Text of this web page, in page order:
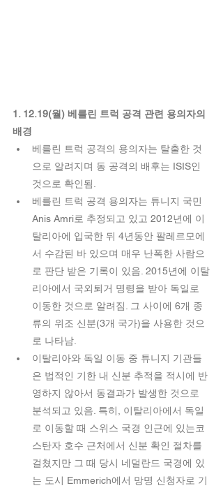
1. 12.19(월) 베를린 트럭 공격 관련 용의자의
배경
베를린 트럭 공격의 용의자는 탈출한 것
으로 알려지며 동 공격의 배후는 ISIS인
것으로 확인됨.
베를린 트럭 공격 용의자는 튜니지 국민
Anis Amri로 추정되고 있고 2012년에 이
탈리아에 입국한 뒤 4년동안 팔레르모에
서 수감된 바 있으며 매우 난폭한 사람으
로 판단 받은 기록이 있음. 2015년에 이탈
리아에서 국외퇴거 명령을 받아 독일로
이동한 것으로 알려짐. 그 사이에 6개 종
류의 위조 신분(3개 국가)을 사용한 것으
로 나타남.
이탈리아와 독일 이동 중 튜니지 기관들
은 법적인 기한 내 신분 추적을 적시에 반
영하지 않아서 동결과가 발생한 것으로
분석되고 있음. 특히, 이탈리아에서 독일
로 이동할 때 스위스 국경 인근에 있는코
스탄자 호수 근처에서 신분 확인 절차를
걸쳤지만 그 때 당시 네덜란드 국경에 있
는 도시 Emmerich에서 망명 신청자로 기